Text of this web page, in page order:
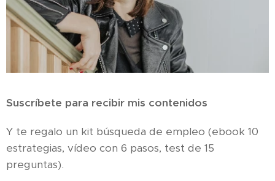
Suscríbete para recibir mis contenidos
Y te regalo un kit búsqueda de empleo (ebook 10
estrategias, vídeo con 6 pasos, test de 15
preguntas).